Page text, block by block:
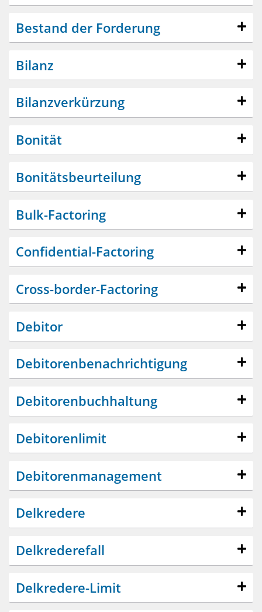
Bestand der Forderung
Bilanz
Bilanzverkürzung
Bonität
Bonitätsbeurteilung
Bulk-Factoring
Confidential-Factoring
Cross-border-Factoring
Debitor
Debitorenbenachrichtigung
Debitorenbuchhaltung
Debitorenlimit
Debitorenmanagement
Delkredere
Delkrederefall
Delkredere-Limit